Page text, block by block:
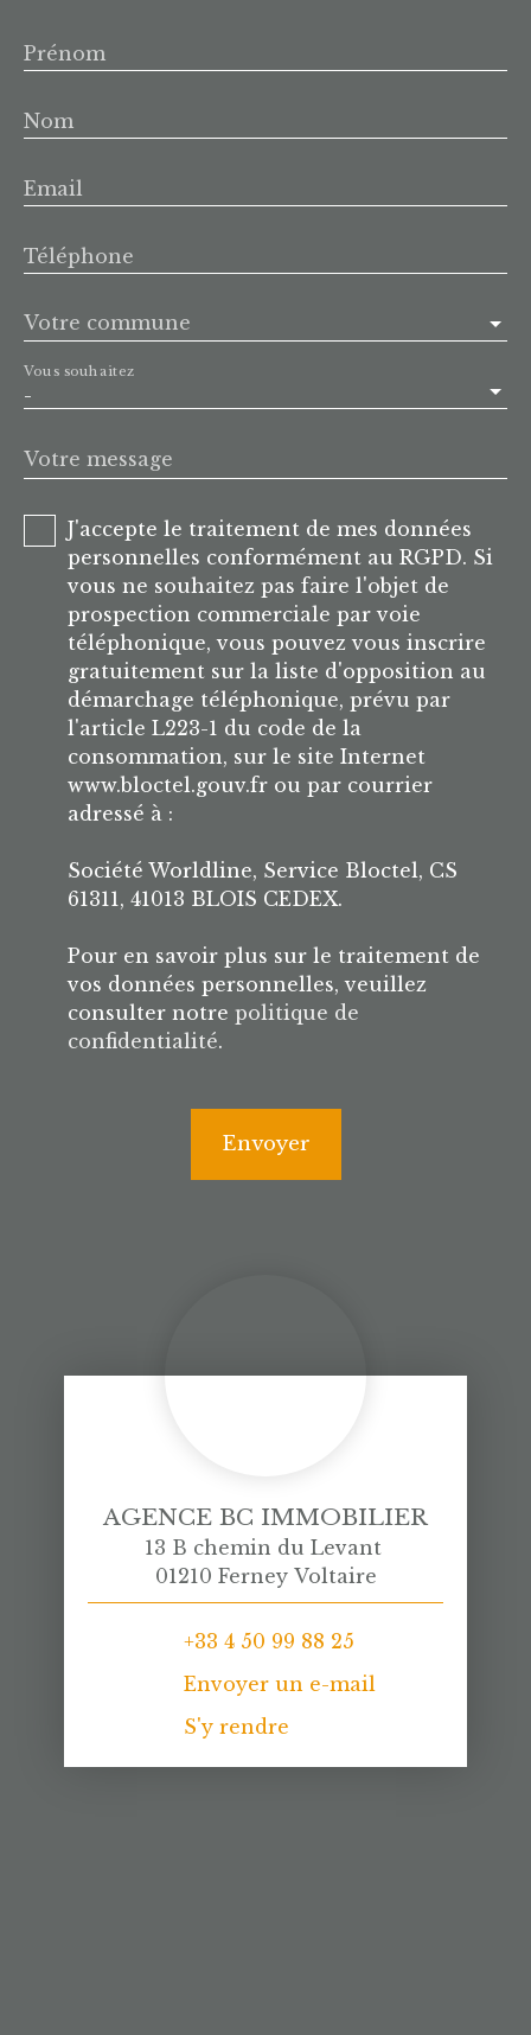
Prénom
Nom
Email
Téléphone
Votre commune
-
Vous souhaitez
Votre message
J'accepte le traitement de mes données
personnelles conformément au RGPD. Si
vous ne souhaitez pas faire l'objet de
prospection commerciale par voie
téléphonique, vous pouvez vous inscrire
gratuitement sur la liste d'opposition au
démarchage téléphonique, prévu par
l'article L223-1 du code de la
consommation, sur le site Internet
www.bloctel.gouv.fr ou par courrier
adressé à :
Société Worldline, Service Bloctel, CS
61311, 41013 BLOIS CEDEX.
Pour en savoir plus sur le traitement de
vos données personnelles, veuillez
consulter notre politique de
confidentialité.
Envoyer
AGENCE BC IMMOBILIER
13 B chemin du Levant
01210 Ferney Voltaire
+33 4 50 99 88 25
Envoyer un e-mail
S'y rendre